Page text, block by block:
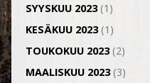
SYYSKUU 2023(1)
KESÄKUU 2023(1)
TOUKOKUU 2023(2)
MAALISKUU 2023(3)